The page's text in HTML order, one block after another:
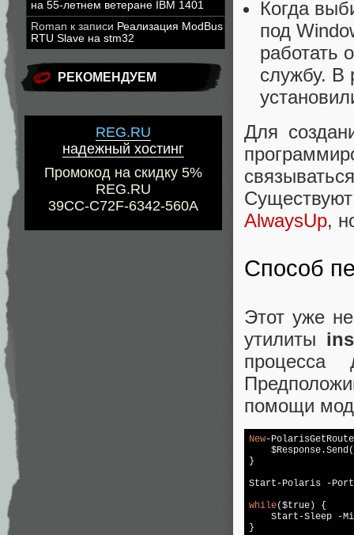
на 55-летнем ветеране IBM 1401
Roman к записи Реализация ModBus
RTU Slave на stm32
РЕКОМЕНДУЕМ
REG.RU
надежный хостинг
Промокод на скидку 5%
REG.RU
39CC-C72F-6342-560A
Когда
под
работать
службу. В
Для
AlwaysUp,
Способ
Этот уже
утилиты
процесса
помощи
New-
    $Response.Send(
}
Start-Polaris -
while($true) {
Start-Sleep -
}